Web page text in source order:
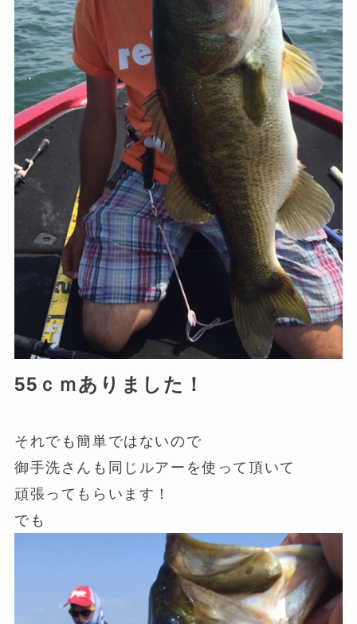
55ｃｍありました！
それでも簡単ではないので
御手洗さんも同じルアーを使って頂いて
頑張ってもらいます！
でも